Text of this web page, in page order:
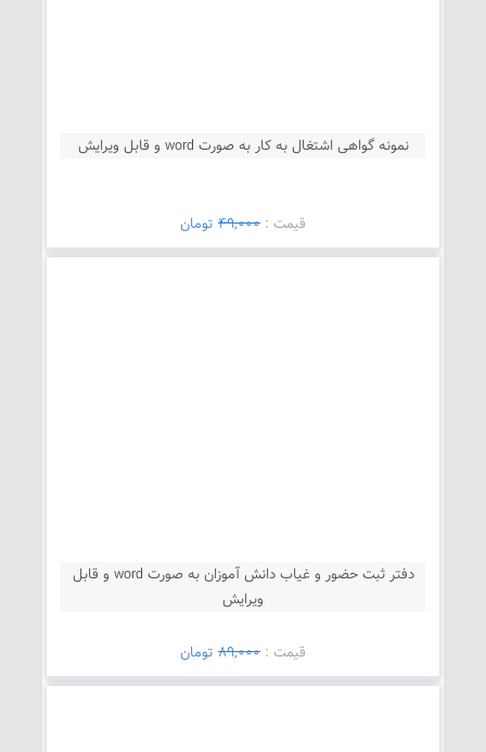
نمونه گواهی اشتغال به کار به صورت word و قابل ویرایش
قيمت : 49,000تومان
دفتر ثبت حضور و غیاب دانش آموزان به صورت word و قابل
ویرایش
قيمت : 89,000تومان